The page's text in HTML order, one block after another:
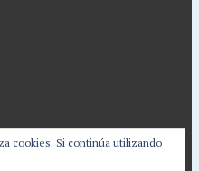
cookies. Si continúa utilizando